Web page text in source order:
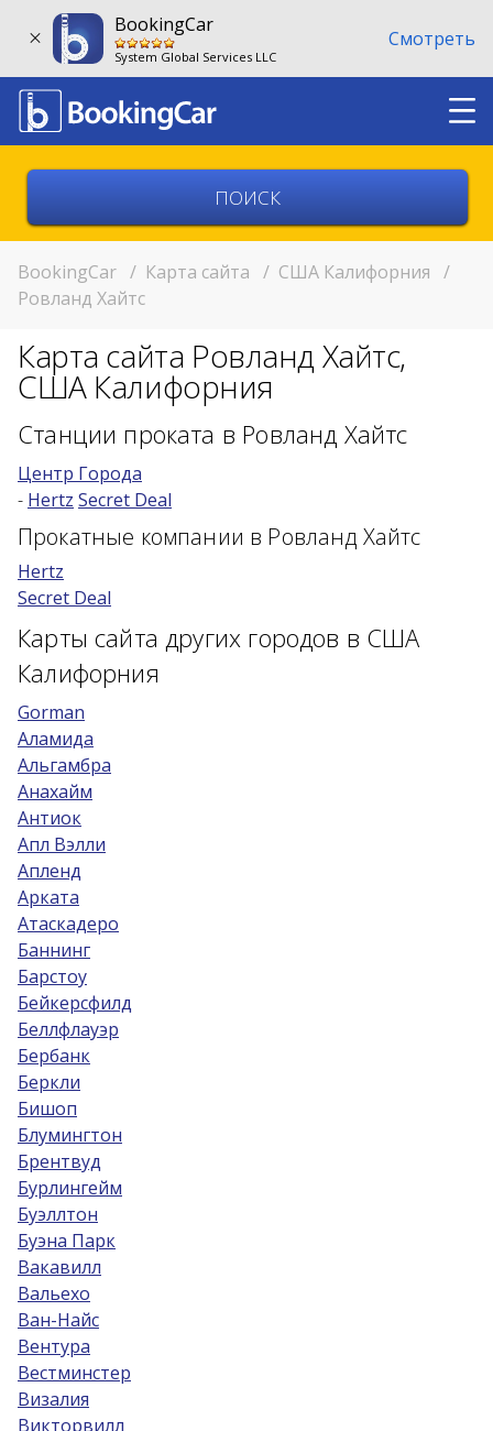
BookingCar
System Global Services LLC
Смотреть
Выберите город
Возврат в другом месте?
11:00
Возраст 25-70 лет?
Купон/промо
BookingCar / Карта сайта / США Калифорния /
Ровланд Хайтс
Карта сайта Ровланд Хайтс,
США Калифорния
Станции проката в Ровланд Хайтс
Центр Города
- Hertz Secret Deal
Прокатные компании в Ровланд Хайтс
Hertz
Secret Deal
Карты сайта других городов в США
Калифорния
Gorman
Аламида
Альгамбра
Анахайм
Антиок
Апл Вэлли
Апленд
Арката
Атаскадеро
Баннинг
Барстоу
Бейкерсфилд
Беллфлауэр
Бербанк
Беркли
Бишоп
Блумингтон
Брентвуд
Бурлингейм
Буэллтон
Буэна Парк
Вакавилл
Вальехо
Ван-Найс
Вентура
Вестминстер
Визалия
Викторвилл